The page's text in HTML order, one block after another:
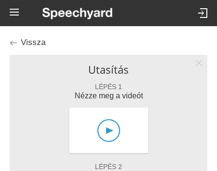
Vissza
Utasítás
LÉPÉS 1
Nézze meg a videót
LÉPÉS 2